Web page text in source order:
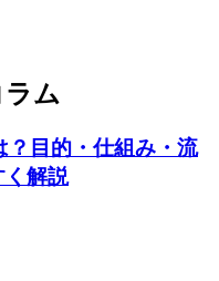
ラム
目的・仕組み・流
く解説